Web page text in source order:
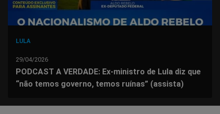
LULA
29/04/2026
PODCAST A VERDADE: Ex-ministro de Lula diz que
“não temos governo, temos ruínas” (assista)